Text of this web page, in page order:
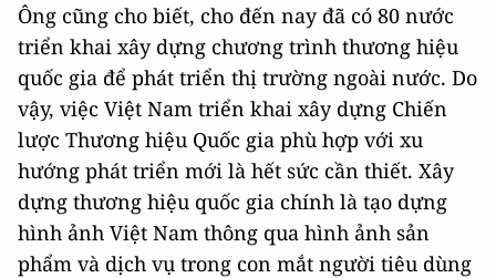
Ông cũng cho biết, cho đến nay đã có 80 nước
triển khai xây dựng chương trình thương hiệu
quốc gia để phát triển thị trường ngoài nước. Do
vậy, việc Việt Nam triển khai xây dựng Chiến
lược Thương hiệu Quốc gia phù hợp với xu
hướng phát triển mới là hết sức cần thiết. Xây
dựng thương hiệu quốc gia chính là tạo dựng
hình ảnh Việt Nam thông qua hình ảnh sản
phẩm và dịch vụ trong con mắt người tiêu dùng